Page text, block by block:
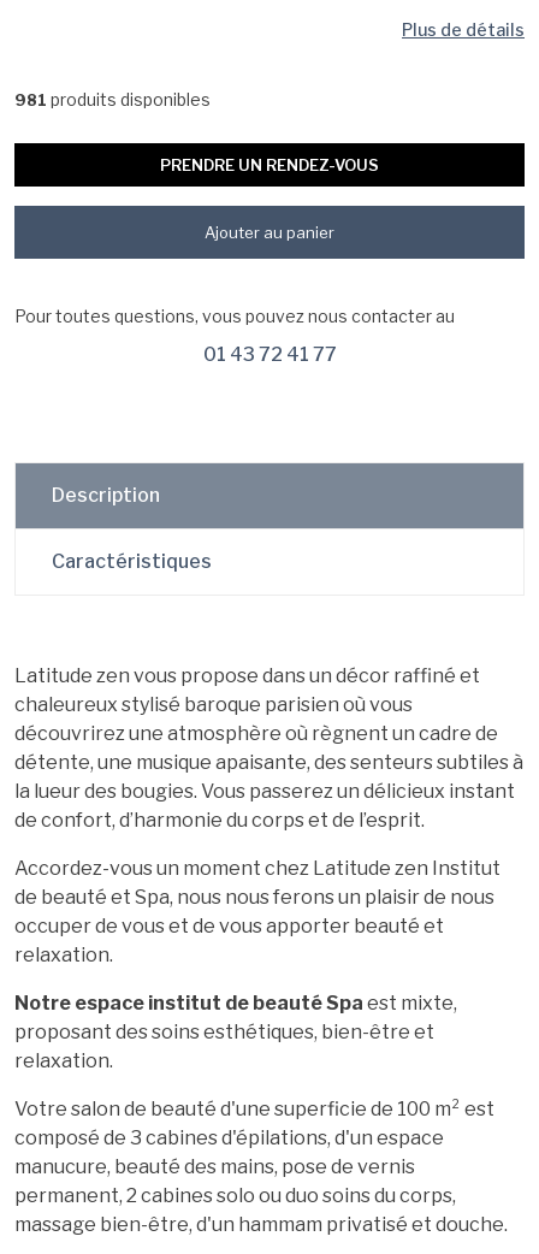
Plus de détails
981 produits disponibles
PRENDRE UN RENDEZ-VOUS
Ajouter au panier
Pour toutes questions, vous pouvez nous contacter au
01 43 72 41 77
Description
Caractéristiques
Latitude zen vous propose dans un décor raffiné et
chaleureux stylisé baroque parisien où vous
découvrirez une atmosphère où règnent un cadre de
détente, une musique apaisante, des senteurs subtiles à
la lueur des bougies. Vous passerez un délicieux instant
de confort, d’harmonie du corps et de l’esprit.
Accordez-vous un moment chez Latitude zen Institut
de beauté et Spa, nous nous ferons un plaisir de nous
occuper de vous et de vous apporter beauté et
relaxation.
Notre espace institut de beauté Spa est mixte,
proposant des soins esthétiques, bien-être et
relaxation.
Votre salon de beauté d'une superficie de 100 m² est
composé de 3 cabines d'épilations, d'un espace
manucure, beauté des mains, pose de vernis
permanent, 2 cabines solo ou duo soins du corps,
massage bien-être, d'un hammam privatisé et douche.